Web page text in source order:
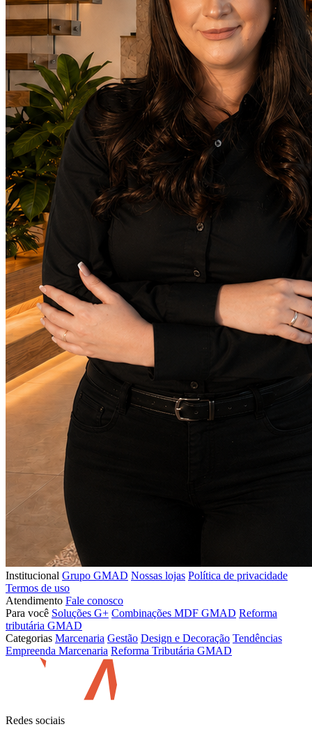
Institucional Grupo GMAD Nossas lojas Política de privacidade
Termos de uso
Atendimento Fale conosco
Para você Soluções G+ Combinações MDF GMAD Reforma
tributária GMAD
Categorias Marcenaria Gestão Design e Decoração Tendências
Empreenda Marcenaria Reforma Tributária GMAD
Redes sociais